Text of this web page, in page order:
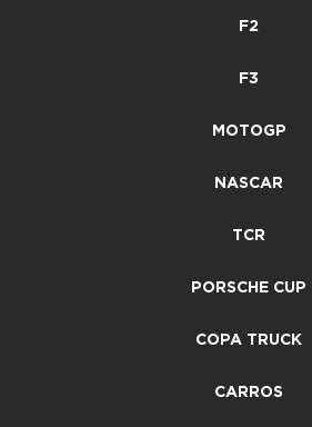
F2
F3
MOTOGP
NASCAR
TCR
PORSCHE CUP
COPA TRUCK
CARROS